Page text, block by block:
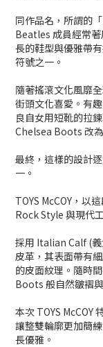
同作品名，所謂的
Beatles 成員經常
長的鞋型與優雅帶
符號之一。
隨著搖滾文化風靡
街頭文化喜愛。有
良自女用短靴的拉
Chelsea Boots 改
最終，這樣的設計
一。
TOYS McCOY，以
Rock Style 與現代
採用 Italian Calf (
皮革，其表面帶有
的皮面紋理。隨時
Boots 般自然皺褶
本次 TOYS McCOY
讓整雙輪廓更加簡
長優雅。